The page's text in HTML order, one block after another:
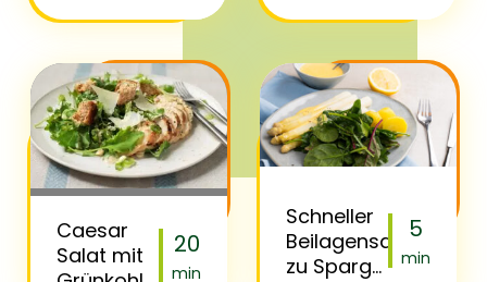
Tofu
Caesar
Salat mit
20
min
Schneller
Beilagensalat
zu Spargel
5
min